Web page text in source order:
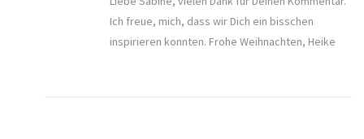
Ich freue, mich, dass wir Dich ein bisschen
inspirieren konnten. Frohe Weihnachten, Heike